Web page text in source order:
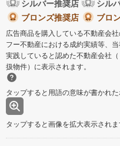
シルバー推奨店
シル
ブロンズ推奨店
ブロ
広告商品を購入している不動産会
フー不動産における成約実績等、
実践していると認めた不動産会社
扱物件）に表示されます。
タップすると用語の意味が書かれた
タップすると画像を拡大表示されま